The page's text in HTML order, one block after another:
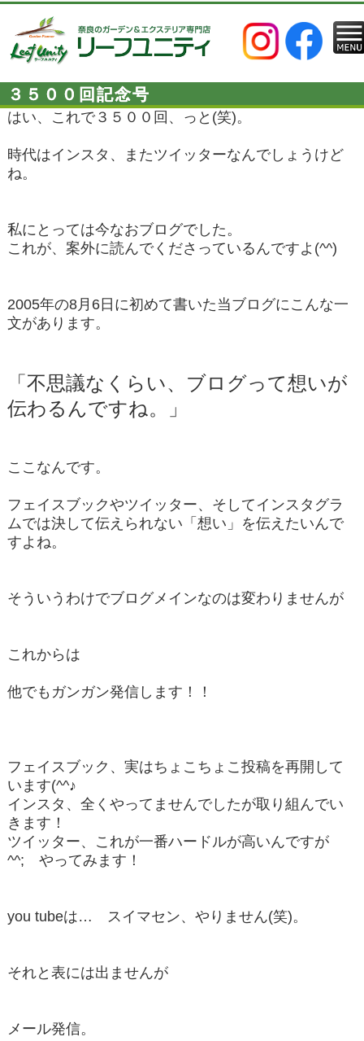
３５００回記念号
はい、これで３５００回、っと(笑)。
時代はインスタ、またツイッターなんでしょうけど
ね。
私にとっては今なおブログでした。
これが、案外に読んでくださっているんですよ(^^)
2005年の8月6日に初めて書いた当ブログにこんな一
文があります。
「不思議なくらい、ブログって想いが
伝わるんですね。」
ここなんです。
フェイスブックやツイッター、そしてインスタグラ
ムでは決して伝えられない「想い」を伝えたいんで
すよね。
そういうわけでブログメインなのは変わりませんが
これからは
他でもガンガン発信します！！
フェイスブック、実はちょこちょこ投稿を再開して
います(^^♪
インスタ、全くやってませんでしたが取り組んでい
きます！
ツイッター、これが一番ハードルが高いんですが
^^; やってみます！
you tubeは… スイマセン、やりません(笑)。
それと表には出ませんが
メール発信。